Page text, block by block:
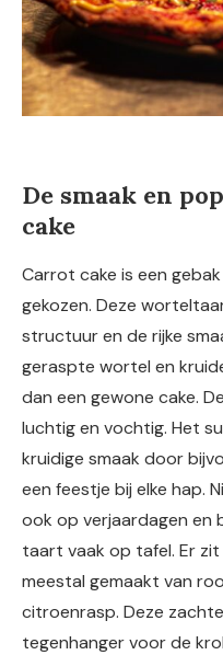
De smaak en
cake
Carrot cake is een
gekozen. Deze
structuur en de rijke
geraspte wortel en
dan een gewone cake.
luchtig en vochtig. Het
kruidige smaak door
een feestje bij elke hap.
ook op verjaardagen en
taart vaak op tafel. Er
meestal gemaakt van
citroenrasp. Deze
tegenhanger voor de